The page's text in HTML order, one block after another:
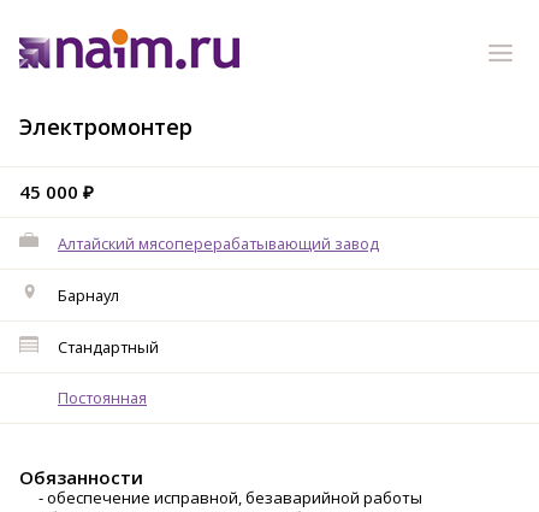
Электромонтер
45 000 ₽
Алтайский мясоперерабатывающий завод
Барнаул
Стандартный
Постоянная
Обязанности
- обеспечение исправной, безаварийной работы